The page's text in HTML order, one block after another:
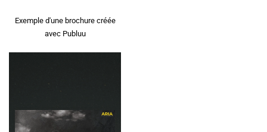
Exemple d'une brochure créée
avec Publuu